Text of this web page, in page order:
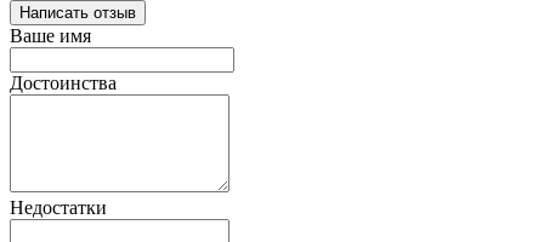
Написать отзыв
Ваше имя
Достоинства
Недостатки